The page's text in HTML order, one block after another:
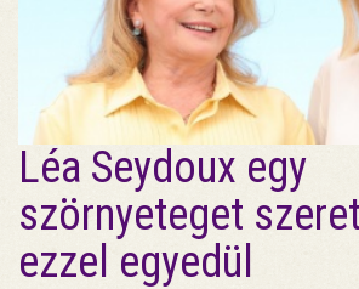
Léa Seydoux egy
szörnyeteget
ezzel egyedül